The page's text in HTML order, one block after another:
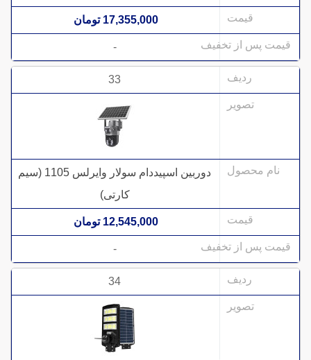
17,355,000 تومان
-
33
دوربین اسپیددام سولار وایرلس 1105 (سیم
کارتی)
12,545,000 تومان
-
34